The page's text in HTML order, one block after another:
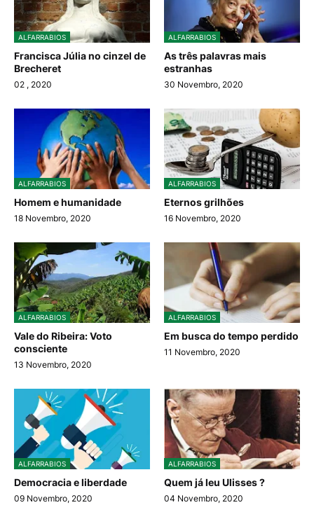
ALFARRABIOS
Francisca Júlia no cinzel de
Brecheret
02 , 2020
ALFARRABIOS
As três palavras mais
estranhas
30 Novembro, 2020
ALFARRABIOS
Homem e humanidade
18 Novembro, 2020
ALFARRABIOS
Eternos grilhões
16 Novembro, 2020
ALFARRABIOS
Vale do Ribeira: Voto
consciente
13 Novembro, 2020
ALFARRABIOS
Em busca do tempo perdido
11 Novembro, 2020
ALFARRABIOS
Democracia e liberdade
09 Novembro, 2020
ALFARRABIOS
Quem já leu Ulisses ?
04 Novembro, 2020